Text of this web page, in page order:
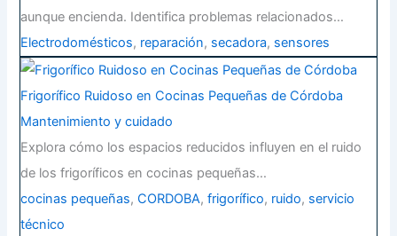
aunque encienda. Identifica problemas relacionados…
Electrodomésticos, reparación, secadora, sensores
Frigorífico Ruidoso en Cocinas Pequeñas de Córdoba
Mantenimiento y cuidado
Explora cómo los espacios reducidos influyen en el ruido
de los frigoríficos en cocinas pequeñas…
cocinas pequeñas,CORDOBA,frigorífico, ruido, servicio
técnico